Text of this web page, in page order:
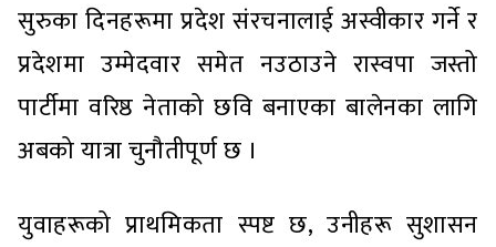
सुरुका दिनहरूमा प्रदेश संरचनालाई अस्वीकार गर्ने र
प्रदेशमा उम्मेदवार समेत नउठाउने रास्वपा जस्तो
पार्टीमा वरिष्ठ नेताको छवि बनाएका बालेनका लागि
अबको यात्रा चुनौतीपूर्ण छ ।
युवाहरूको प्राथमिकता स्पष्ट छ, उनीहरू सुशासन